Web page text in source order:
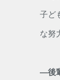
子ど
な努
―後